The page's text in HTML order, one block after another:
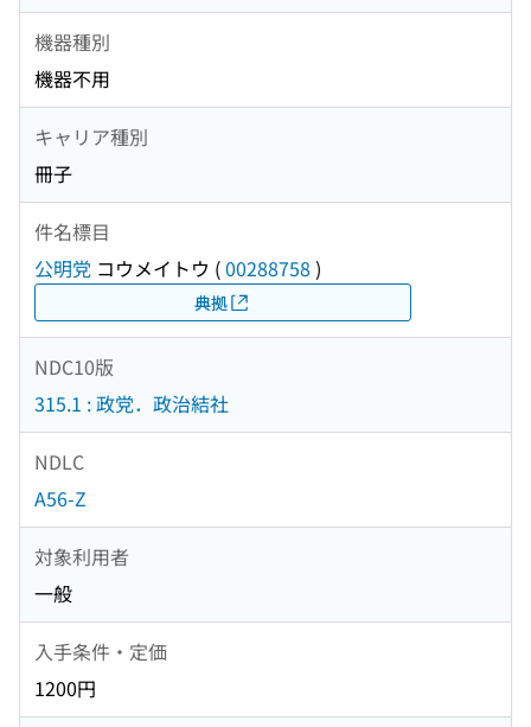
機器種別
機器不用
キャリア種別
冊子
件名標目
公明党 コウメイトウ (00288758 )
典拠
NDC10版
315.1 : 政党．政治結社
NDLC
A56-Z
対象利用者
一般
入手条件・定価
1200円